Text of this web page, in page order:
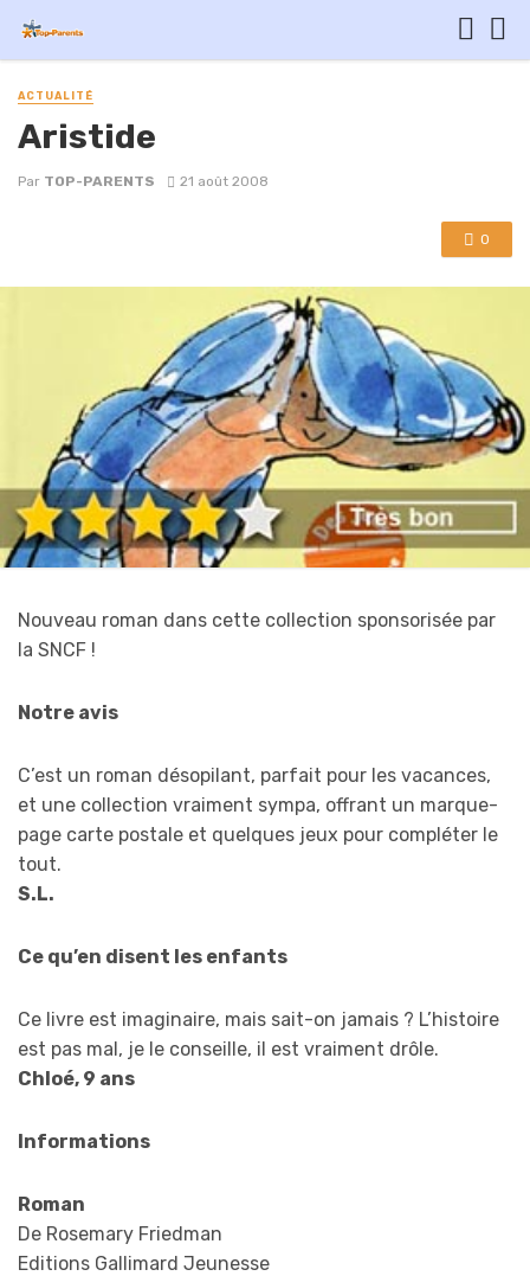
ACTUALITÉ
Aristide
Par TOP-PARENTS 21 août 2008
0
Nouveau roman dans cette collection sponsorisée par
la SNCF !
Notre avis
C’est un roman désopilant, parfait pour les vacances,
et une collection vraiment sympa, offrant un marque-
page carte postale et quelques jeux pour compléter le
tout.
S.L.
Ce qu’en disent les enfants
Ce livre est imaginaire, mais sait-on jamais ? L’histoire
est pas mal, je le conseille, il est vraiment drôle.
Chloé, 9 ans
Informations
Roman
De Rosemary Friedman
Editions Gallimard Jeunesse